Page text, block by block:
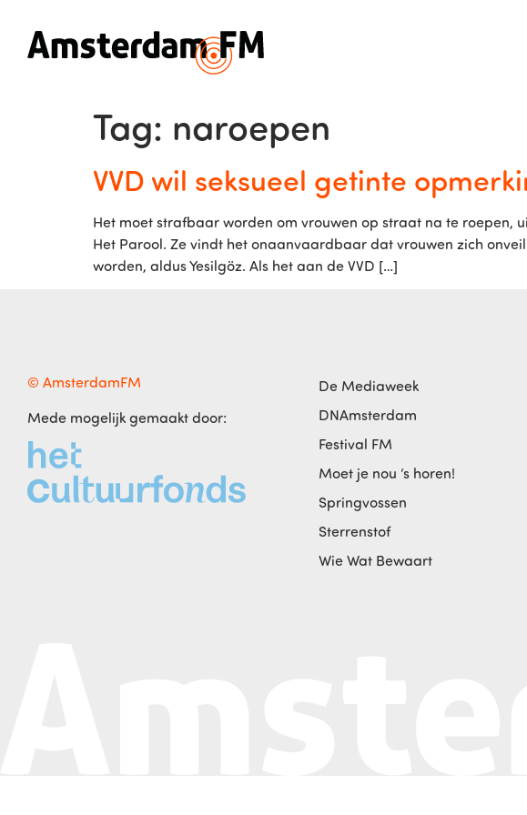
Tag: naroepen
VVD wil seksueel getinte
Het moet strafbaar worden om vrouwen op straat na te roepen,
Het Parool. Ze vindt het onaanvaardbaar dat vrouwen zich
worden, aldus Yesilgöz. Als het aan de VVD […]
© AmsterdamFM
Mede mogelijk gemaakt door:
De Mediaweek
DNAmsterdam
Festival FM
Moet je nou ‘s horen!
Springvossen
Sterrenstof
Wie Wat Bewaart